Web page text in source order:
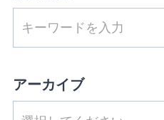
アーカイブ